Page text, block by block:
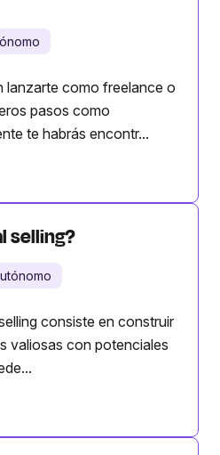
lanzarte como freelance o
pasos como
te habrás encontr...
selling?
consiste en construir
valiosas con potenciales